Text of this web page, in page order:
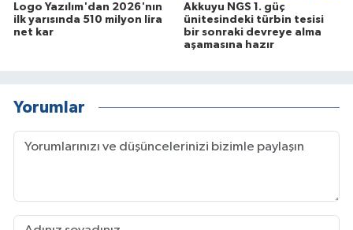
Logo Yazılım'dan 2026'nın
ilk yarısında 510 milyon lira
net kar
Akkuyu NGS 1. güç
ünitesindeki türbin tesisi
bir sonraki devreye alma
aşamasına hazır
Yorumlar